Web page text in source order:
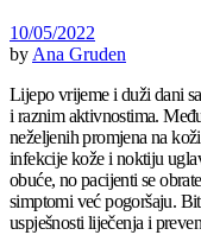
10/05/2022
by Ana Gruden
Lijepo vrijeme i duži dani
i raznim aktivnostima.
neželjenih promjena na
infekcije kože i noktiju
obuće, no pacijenti se
simptomi već pogoršaju.
uspješnosti liječenja i